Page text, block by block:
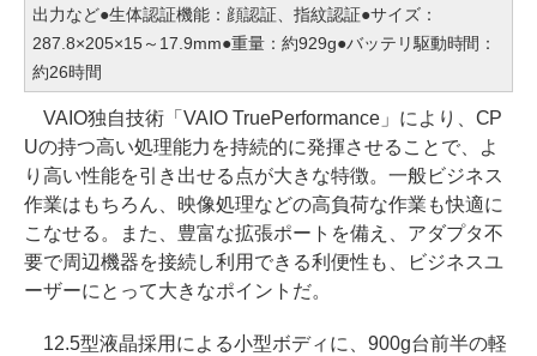
出力など●生体認証機能：顔認証、指紋認証●サイズ：
287.8×205×15～17.9mm●重量：約929g●バッテリ駆動時間：
約26時間
VAIO独自技術「VAIO TruePerformance」により、CP
Uの持つ高い処理能力を持続的に発揮させることで、よ
り高い性能を引き出せる点が大きな特徴。一般ビジネス
作業はもちろん、映像処理などの高負荷な作業も快適に
こなせる。また、豊富な拡張ポートを備え、アダプタ不
要で周辺機器を接続し利用できる利便性も、ビジネスユ
ーザーにとって大きなポイントだ。
12.5型液晶採用による小型ボディに、900g台前半の軽